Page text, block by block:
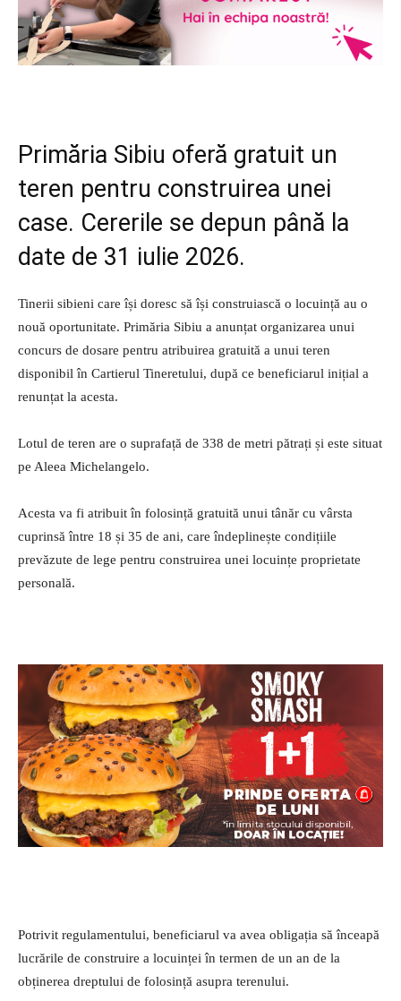
Primăria Sibiu oferă gratuit un
teren pentru construirea unei
case. Cererile se depun până la
date de 31 iulie 2026.
Tinerii sibieni care își doresc să își construiască o locuință au o
nouă oportunitate. Primăria Sibiu a anunțat organizarea unui
concurs de dosare pentru atribuirea gratuită a unui teren
disponibil în Cartierul Tineretului, după ce beneficiarul inițial a
renunțat la acesta.
Lotul de teren are o suprafață de 338 de metri pătrați și este situat
pe Aleea Michelangelo.
Acesta va fi atribuit în folosință gratuită unui tânăr cu vârsta
cuprinsă între 18 și 35 de ani, care îndeplinește condițiile
prevăzute de lege pentru construirea unei locuințe proprietate
personală.
Potrivit regulamentului, beneficiarul va avea obligația să înceapă
lucrările de construire a locuinței în termen de un an de la
obținerea dreptului de folosință asupra terenului.